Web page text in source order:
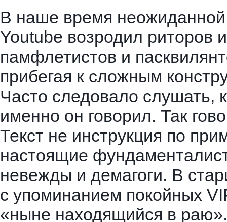
В наше время неожиданной
Youtube возродил риторов
памфлетистов и
прибегая к сложным
Часто следовало слушать,
именно он говорил. Так
Текст не инструкция по
настоящие
невежды и демагоги. В
с упоминанием покойных
«ныне находящийся в